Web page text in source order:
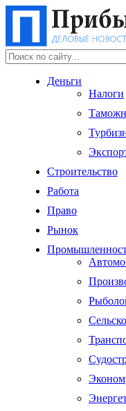
Деньги
Налоги
Строительство
Работа
Право
Рынок